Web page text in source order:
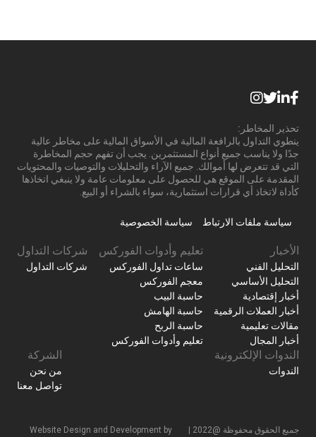
تحذير المخاطر:
ينطوي التداول بالرافعة المالية في الأسواق المالية على مخاطر عالية
جدًا ولا يناسب جميع أنواع المستثمرين. يجب أن تفهم حجم المخاطرة
التي قد تتعرض لها أموالك. جميع الآراء والتحليلات والتوصيات والمحتويات
المقدمة على الموقع هي للحصول على معلومات عامة ولا ينبغي اتخاذها
كأداة لاتخاذ أي قرارات استثمارية، سواء بالشراء أو البيع.
سياسة ملفات الارتباط سياسة الخصوصية
الأخبار
التحليل الفني
التحليل الأساسي
أخبار إقتصادية
أخبار العملات الرقمية
مقالات تعليمية
أخبار المجال
تعليم وأدوات الفوركس
ساعات تداول الفوركس
معجم الفوركس
حاسبة البيب
حاسبة الهامش
حاسبة الربح
تعليم وأدوات الفوركس
شركات التداول
شركات التداول
الندوات الإلكترونية
الندوات
الشركة
من نحن
تواصل معنا
Website Design and Development by